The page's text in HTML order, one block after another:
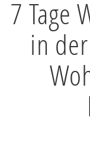
7 Tage
in